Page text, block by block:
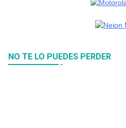
NO TE LO PUEDES PERDER